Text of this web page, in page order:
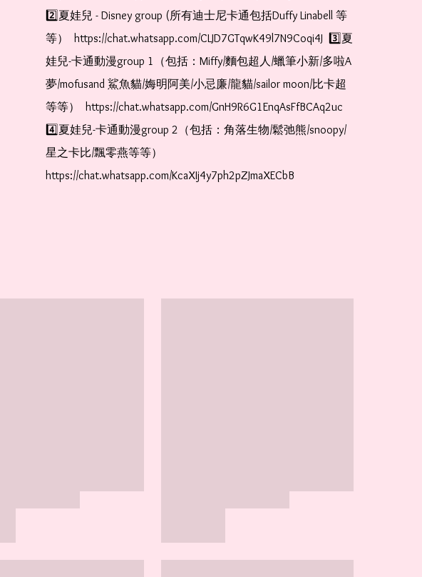
2️⃣夏娃兒 - Disney group (所有迪士尼卡通包括Duffy Linabell 等
等）  https://chat.whatsapp.com/CLJD7GTqwK49l7N9Coqi4J  3️⃣夏
娃兒-卡通動漫group 1（包括：Miffy/麵包超人/蠟筆小新/多啦A
夢/mofusand 鯊魚貓/娒明阿美/小忌廉/龍貓/sailor moon/比卡超
等等）  https://chat.whatsapp.com/GnH9R6G1EnqAsFfBCAq2uc
4️⃣夏娃兒-卡通動漫group 2（包括：角落生物/鬆弛熊/snoopy/
星之卡比/飄零燕等等）
https://chat.whatsapp.com/KcaXIj4y7ph2pZJmaXECbB